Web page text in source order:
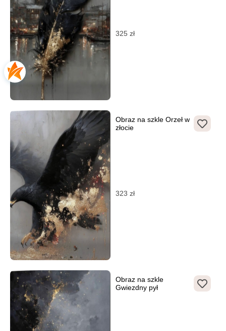
325 zł
Obraz na szkle Orzeł w
złocie
323 zł
Obraz na szkle
Gwiezdny pył